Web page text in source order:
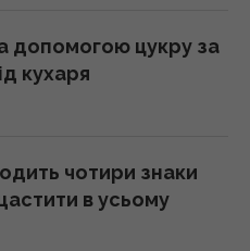
викуваним
- археологи
проти Куби
та РФ, - Bloomberg
допомогою цукру за
кухаря
чотири знаки
в усьому